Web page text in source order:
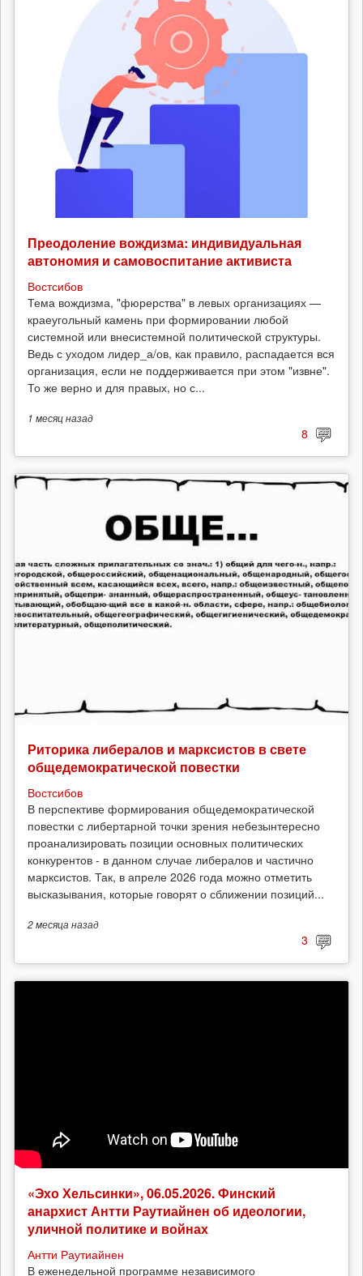
Преодоление вождизма: индивидуальная
автономия и самовоспитание активиста
Востсибов
Тема вождизма, "фюрерства" в левых организациях —
краеугольный камень при формировании любой
системной или внесистемной политической структуры.
Ведь с уходом лидер_а/ов, как правило, распадается вся
организация, если не поддерживается при этом "извне".
То же верно и для правых, но с...
1 месяцназад
8
Риторика либералов и марксистов в свете
общедемократической повестки
Востсибов
В перспективе формирования общедемократической
повестки с либертарной точки зрения небезынтересно
проанализировать позиции основных политических
конкурентов - в данном случае либералов и частично
марксистов. Так, в апреле 2026 года можно отметить
высказывания, которые говорят о сближении позиций...
2 месяца назад
3
«Эхо Хельсинки», 06.05.2026. Финский
анархист Антти Раутиайнен об идеологии,
уличной политике и войнах
Антти Раутиайнен
В еженедельной программе независимого